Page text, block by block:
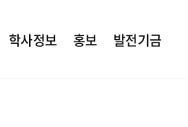
학사정보 홍보 발전기금